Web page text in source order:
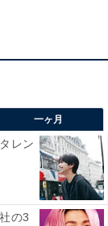
中にあり、
緒あふれる港
います。
一ヶ月
レン
の3